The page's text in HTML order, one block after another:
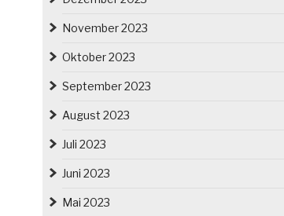
November 2023
Oktober 2023
September 2023
August 2023
Juli 2023
Juni 2023
Mai 2023